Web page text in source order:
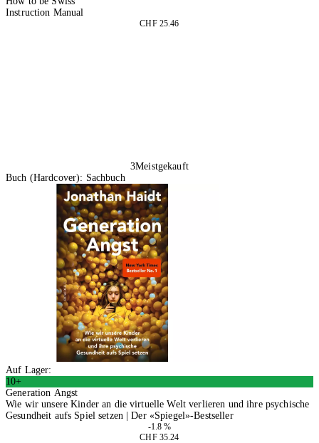
Instruction Manual
CHF 25.46
3Meistgekauft
Buch (Hardcover): Sachbuch
Auf Lager:
10+
Generation Angst
Wie wir unsere Kinder an die virtuelle Welt verlieren und ihre psychische
Gesundheit aufs Spiel setzen | Der «Spiegel»-Bestseller
-1.8 %
CHF 35.24